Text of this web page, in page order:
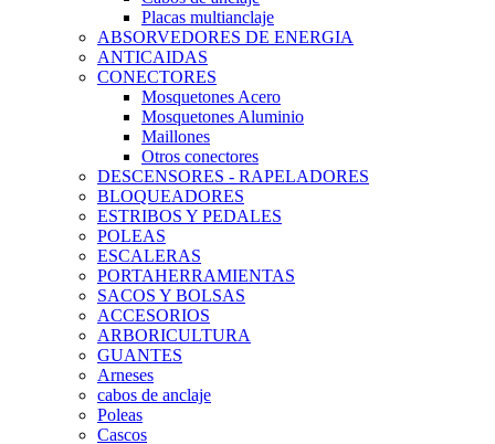
Placas multianclaje
ABSORVEDORES DE ENERGIA
ANTICAIDAS
CONECTORES
Mosquetones Acero
Mosquetones Aluminio
Maillones
Otros conectores
DESCENSORES - RAPELADORES
BLOQUEADORES
ESTRIBOS Y PEDALES
POLEAS
ESCALERAS
PORTAHERRAMIENTAS
SACOS Y BOLSAS
ACCESORIOS
ARBORICULTURA
GUANTES
Arneses
cabos de anclaje
Poleas
Cascos